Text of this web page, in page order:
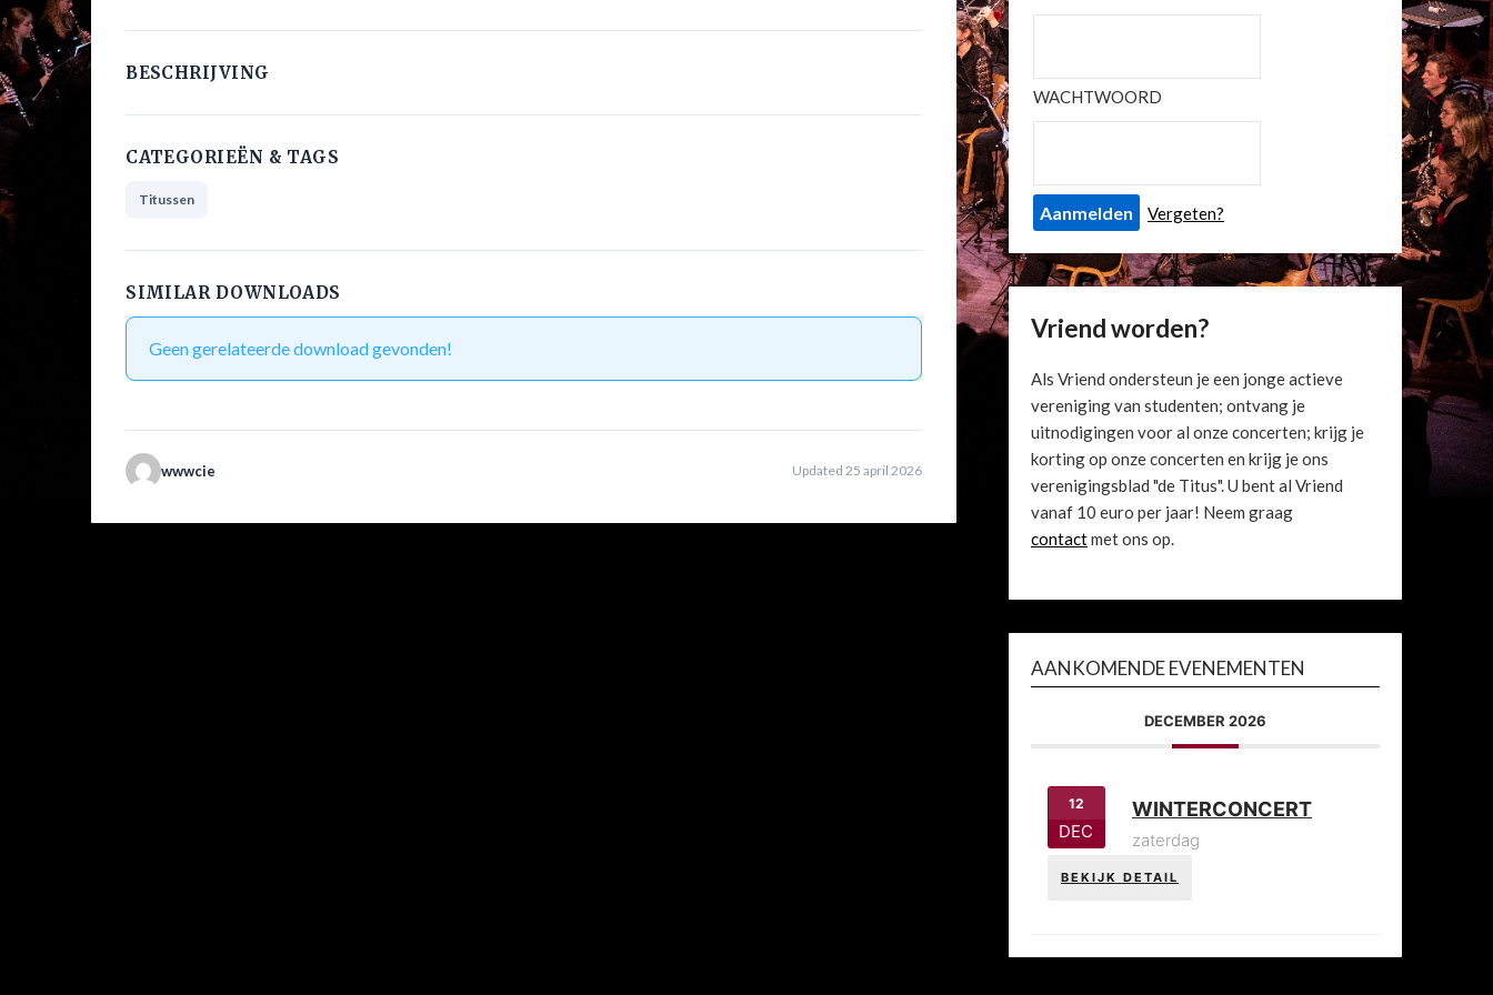
BESCHRIJVING
CATEGORIEËN & TAGS
Titussen
SIMILAR DOWNLOADS
Geen gerelateerde download gevonden!
wwwcie Updated 25 april 2026
WACHTWOORD
Vergeten?
Vriend worden?
Als Vriend ondersteun je een jonge actieve
vereniging van studenten; ontvang je
uitnodigingen voor al onze concerten; krijg je
korting op onze concerten en krijg je ons
verenigingsblad "de Titus". U bent al Vriend
vanaf 10 euro per jaar! Neem graag
contactmet ons op.
AANKOMENDE EVENEMENTEN
DECEMBER 2026
12
DEC
WINTERCONCERT
zaterdag
BEKIJK DETAIL